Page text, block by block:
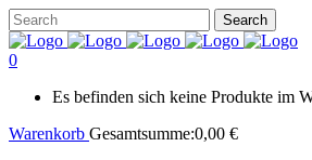
0
Es befinden sich keine Produkte im
Warenkorb Gesamtsumme:0,00 €